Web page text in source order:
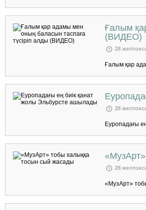
Ғалым
(ВИДЕО)
28
Ғалым қар
28
Еуропадағы
28
«МузАрт»